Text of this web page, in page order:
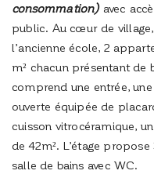
consommation)avec
public. Au cœur de
l’ancienne école, 2
m² chacun présentant de
comprend une entrée,
ouverte équipée de
cuisson vitrocéramique,
de 42m². L’étage
salle de bains avec WC.